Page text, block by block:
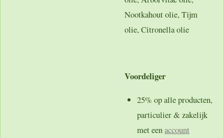
Nootkahout olie, Tijm
olie, Citronella olie
Voordeliger
25% op alle producten,
particulier & zakelijk
met een account